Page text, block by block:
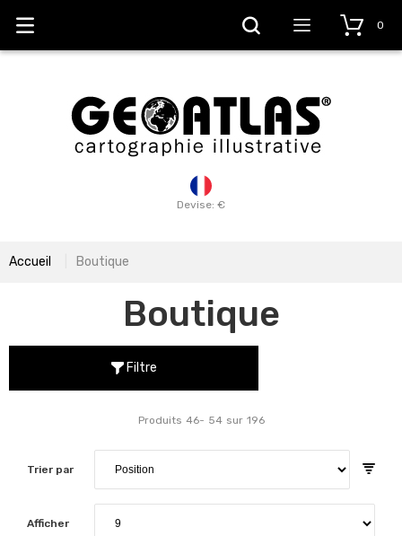
Devise: €
0
Accueil Boutique
Boutique
Filtre
Trier par
Produits 46- 54 sur 196
Afficher